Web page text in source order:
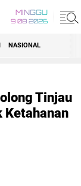
MINGGU
9 08 2026
NASIONAL
Tinjau
Ketahanan